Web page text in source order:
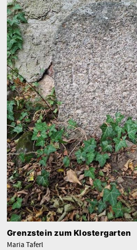
Grenzstein zum Klostergarten
Maria Taferl